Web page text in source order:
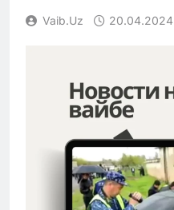
Vaib.uz 20.04.2024